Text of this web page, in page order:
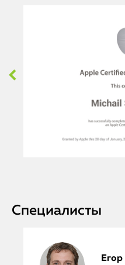
Специалисты